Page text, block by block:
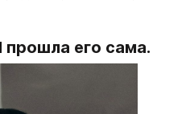
прошла его сама.